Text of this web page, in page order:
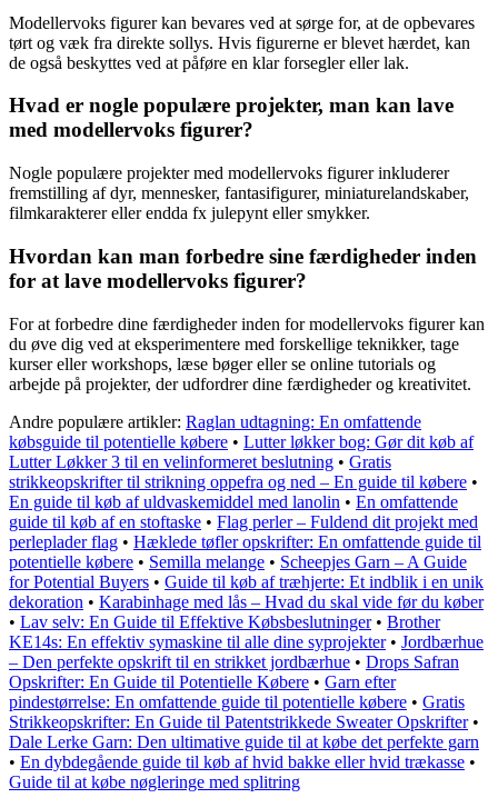
Modellervoks figurer kan bevares ved at sørge for, at de opbevares
tørt og væk fra direkte sollys. Hvis figurerne er blevet hærdet, kan
de også beskyttes ved at påføre en klar forsegler eller lak.
Hvad er nogle populære projekter, man kan lave
med modellervoks figurer?
Nogle populære projekter med modellervoks figurer inkluderer
fremstilling af dyr, mennesker, fantasifigurer, miniaturelandskaber,
filmkarakterer eller endda fx julepynt eller smykker.
Hvordan kan man forbedre sine færdigheder inden
for at lave modellervoks figurer?
For at forbedre dine færdigheder inden for modellervoks figurer kan
du øve dig ved at eksperimentere med forskellige teknikker, tage
kurser eller workshops, læse bøger eller se online tutorials og
arbejde på projekter, der udfordrer dine færdigheder og kreativitet.
Andre populære artikler: Raglan udtagning: En omfattende
købsguide til potentielle købere • Lutter løkker bog: Gør dit køb af
Lutter Løkker 3 til en velinformeret beslutning • Gratis
strikkeopskrifter til strikning oppefra og ned – En guide til købere •
En guide til køb af uldvaskemiddel med lanolin • En omfattende
guide til køb af en stoftaske • Flag perler – Fuldend dit projekt med
perleplader flag • Hæklede tøfler opskrifter: En omfattende guide til
potentielle købere • Semilla melange • Scheepjes Garn – A Guide
for Potential Buyers • Guide til køb af træhjerte: Et indblik i en unik
dekoration • Karabinhage med lås – Hvad du skal vide før du køber
• Lav selv: En Guide til Effektive Købsbeslutninger• Brother
KE14s: En effektiv symaskine til alle dine syprojekter• Jordbærhue
– Den perfekte opskrift til en strikket jordbærhue • Drops Safran
Opskrifter: En Guide til Potentielle Købere • Garn efter
pindestørrelse: En omfattende guide til potentielle købere • Gratis
Strikkeopskrifter: En Guide til Patentstrikkede Sweater Opskrifter•
Dale Lerke Garn: Den ultimative guide til at købe det perfekte garn
• En dybdegående guide til køb af hvid bakke eller hvid trækasse •
Guide til at købe nøgleringe med splitring